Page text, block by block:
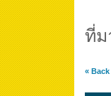
ที่ม
« Back